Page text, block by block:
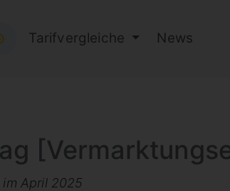
Tarifvergleiche News
April 2025